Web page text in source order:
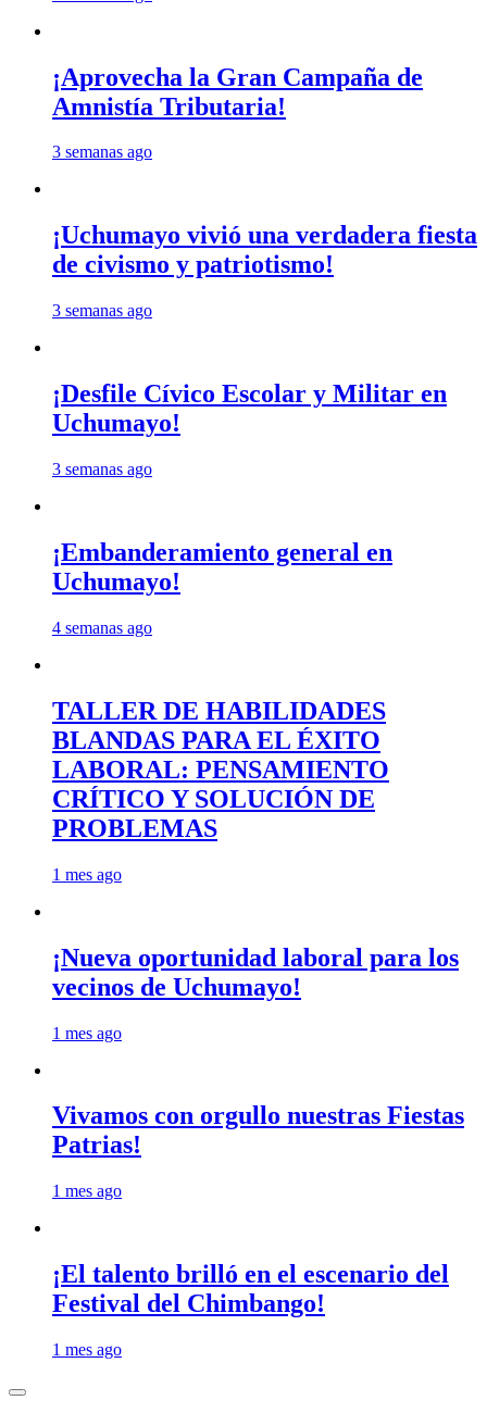
¡Aprovecha la Gran Campaña de
Amnistía Tributaria!
3 semanas ago
¡Uchumayo vivió una verdadera fiesta
de civismo y patriotismo!
3 semanas ago
¡Desfile Cívico Escolar y Militar en
Uchumayo!
3 semanas ago
¡Embanderamiento general en
Uchumayo!
4 semanas ago
TALLER DE HABILIDADES
BLANDAS PARA EL ÉXITO
LABORAL: PENSAMIENTO
CRÍTICO Y SOLUCIÓN DE
PROBLEMAS
1 mes ago
¡Nueva oportunidad laboral para los
vecinos de Uchumayo!
1 mes ago
Vivamos con orgullo nuestras Fiestas
Patrias!
1 mes ago
¡El talento brilló en el escenario del
Festival del Chimbango!
1 mes ago